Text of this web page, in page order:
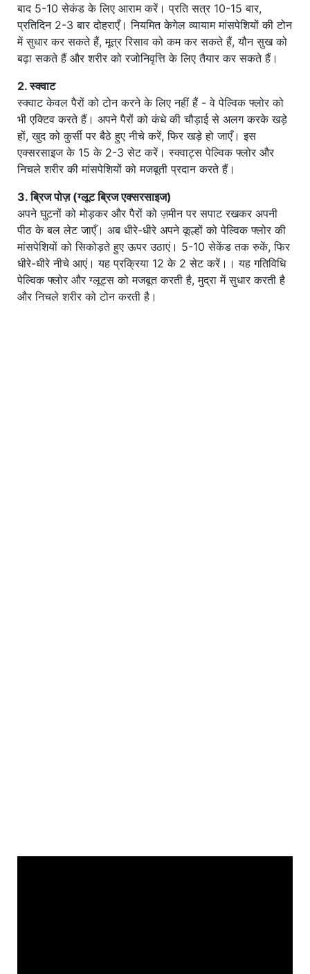
बाद 5-10 सेकंड के लिए आराम करें। प्रति सत्र 10-15 बार,
प्रतिदिन 2-3 बार दोहराएँ। नियमित केगेल व्यायाम मांसपेशियों की टोन
में सुधार कर सकते हैं, मूत्र रिसाव को कम कर सकते हैं, यौन सुख को
बढ़ा सकते हैं और शरीर को रजोनिवृत्ति के लिए तैयार कर सकते हैं।
2. स्क्वाट
स्क्वाट केवल पैरों को टोन करने के लिए नहीं हैं - वे पेल्विक फ्लोर को
भी एक्टिव करते हैं। अपने पैरों को कंधे की चौड़ाई से अलग करके खड़े
हों, खुद को कुर्सी पर बैठे हुए नीचे करें, फिर खड़े हो जाएँ। इस
एक्सरसाइज के 15 के 2-3 सेट करें। स्क्वाट्स पेल्विक फ्लोर और
निचले शरीर की मांसपेशियों को मजबूती प्रदान करते हैं।
3. ब्रिज पोज़ (ग्लूट ब्रिज एक्सरसाइज)
अपने घुटनों को मोड़कर और पैरों को ज़मीन पर सपाट रखकर अपनी
पीठ के बल लेट जाएँ। अब धीरे-धीरे अपने कूल्हों को पेल्विक फ्लोर की
मांसपेशियों को सिकोड़ते हुए ऊपर उठाएं। 5-10 सेकेंड तक रुकें, फिर
धीरे-धीरे नीचे आएं। यह प्रक्रिया 12 के 2 सेट करें।। यह गतिविधि
पेल्विक फ्लोर और ग्लूट्स को मजबूत करती है, मुद्रा में सुधार करती है
और निचले शरीर को टोन करती है।